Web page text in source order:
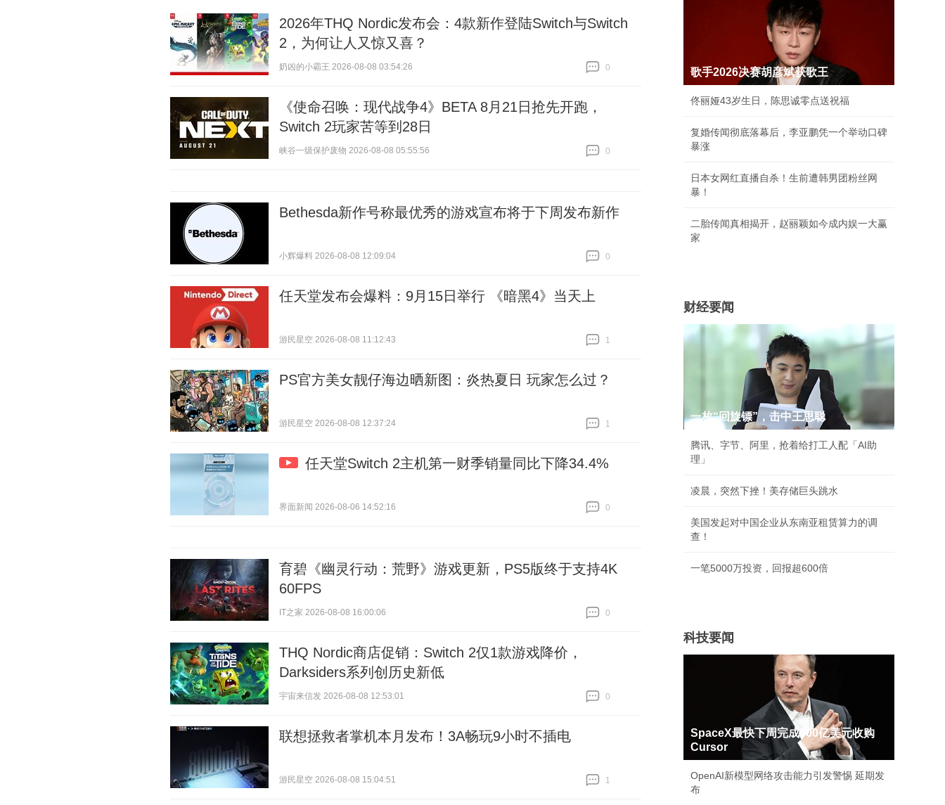
2026年THQ Nordic发布会：4款新作登陆Switch与Switch
2，为何让人又惊又喜？
奶凶的小霸王 2026-08-08 03:54:26
0
《使命召唤：现代战争4》BETA 8月21日抢先开跑，
Switch 2玩家苦等到28日
峡谷一级保护废物 2026-08-08 05:55:56
0
Bethesda新作号称最优秀的游戏宣布将于下周发布新作
小辉爆料 2026-08-08 12:09:04
0
任天堂发布会爆料：9月15日举行 《暗黑4》当天上
游民星空 2026-08-08 11:12:43
1
PS官方美女靓仔海边晒新图：炎热夏日 玩家怎么过？
游民星空 2026-08-08 12:37:24
1
任天堂Switch 2主机第一财季销量同比下降34.4%
界面新闻 2026-08-06 14:52:16
0
育碧《幽灵行动：荒野》游戏更新，PS5版终于支持4K
60FPS
IT之家 2026-08-08 16:00:06
0
THQ Nordic商店促销：Switch 2仅1款游戏降价，
Darksiders系列创历史新低
宇宙来信发 2026-08-08 12:53:01
0
联想拯救者掌机本月发布！3A畅玩9小时不插电
游民星空 2026-08-08 15:04:51
1
歌手2026决赛胡彦斌获歌王
佟丽娅43岁生日，陈思诚零点送祝福
复婚传闻彻底落幕后，李亚鹏凭一个举动口碑
暴涨
日本女网红直播自杀！生前遭韩男团粉丝网
暴！
二胎传闻真相揭开，赵丽颖如今成内娱一大赢
家
财经要闻
一枚“回旋镖”，击中王思聪
腾讯、字节、阿里，抢着给打工人配「AI助
理」
凌晨，突然下挫！美存储巨头跳水
美国发起对中国企业从东南亚租赁算力的调
查！
一笔5000万投资，回报超600倍
科技要闻
SpaceX最快下周完成600亿美元收购
Cursor
OpenAI新模型网络攻击能力引发警惕 延期发
布